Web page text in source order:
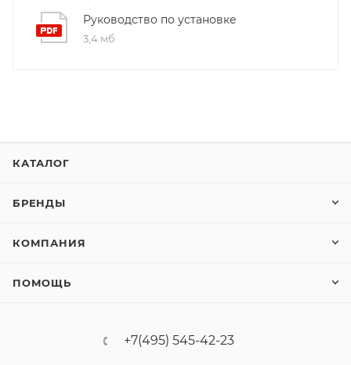
Руководство по установке
3,4 мб
КАТАЛОГ
БРЕНДЫ
КОМПАНИЯ
ПОМОЩЬ
+7(495) 545-42-23